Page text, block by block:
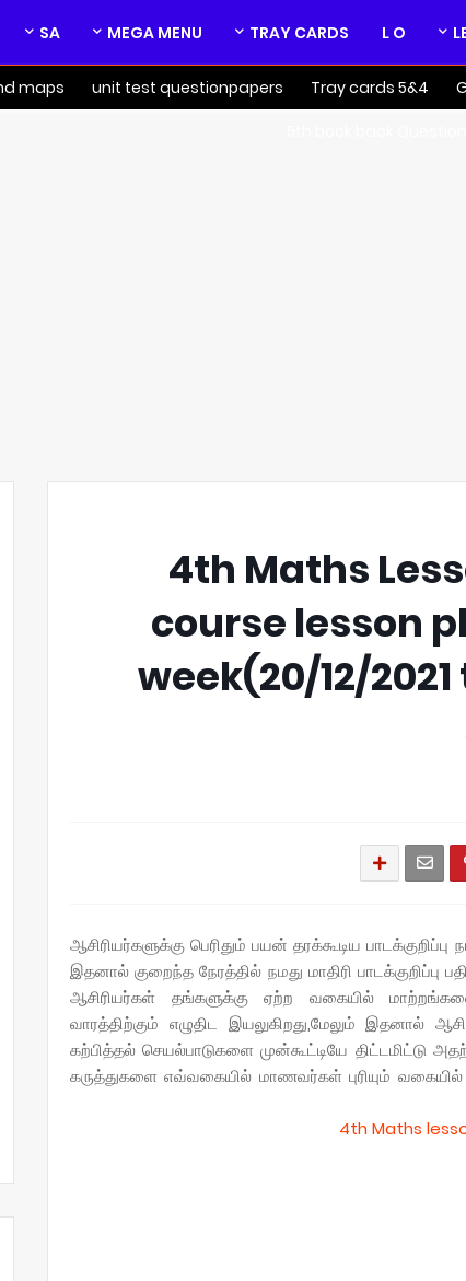
L O
TRAY CARDS
MEGA MENU
SA
4&5 Tray cards
unit test questionpapers
maps
4th Maths
course lesson
week(20/12/2021
ஆசிரியர்களுக்கு பெரிதும் பயன் தரக்கூடிய
இதனால் குறைந்த நேரத்தில் நமது மாதிரி
ஆசிரியர்கள் தங்களுக்கு ஏற்ற வகையில்
வாரத்திற்கும் எழுதிட இயலுகிறது,மேலும் இதனால்
கற்பித்தல் செயல்பாடுகளை முன்கூட்டியே திட்டமிட்டு
கருத்துகளை எவ்வகையில் மாணவர்கள் புரியும் வகையில்
4th Maths